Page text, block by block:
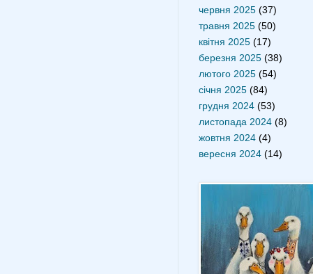
червня 2025 (37)
травня 2025 (50)
квітня 2025 (17)
березня 2025 (38)
лютого 2025 (54)
січня 2025 (84)
грудня 2024 (53)
листопада 2024 (8)
жовтня 2024 (4)
вересня 2024 (14)